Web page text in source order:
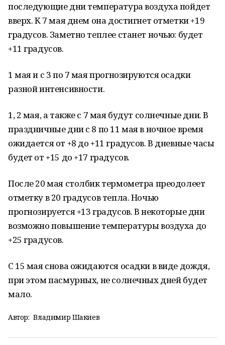
последующие дни температура воздуха пойдет
вверх. К 7 мая днем она достигнет отметки +19
градусов. Заметно теплее станет ночью: будет
+11 градусов.
1 мая и с 3 по 7 мая прогнозируются осадки
разной интенсивности.
1, 2 мая, а также с 7 мая будут солнечные дни. В
праздничные дни с 8 по 11 мая в ночное время
ожидается от +8 до +11 градусов. В дневные часы
будет от +15 до +17 градусов.
После 20 мая столбик термометра преодолеет
отметку в 20 градусов тепла. Ночью
прогнозируется +13 градусов. В некоторые дни
возможно повышение температуры воздуха до
+25 градусов.
С 15 мая снова ожидаются осадки в виде дождя,
при этом пасмурных, не солнечных дней будет
мало.
Автор: Владимир Шакиев